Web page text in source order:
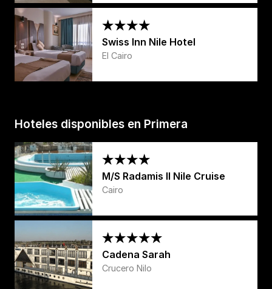
Swiss Inn Nile Hotel
El Cairo
Hoteles disponibles en Primera
M/S Radamis II Nile Cruise
Cairo
Cadena Sarah
Crucero Nilo